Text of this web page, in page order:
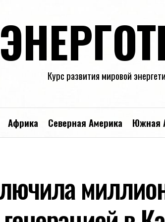
Курс развития мировой
Африка Северная Америка Южная